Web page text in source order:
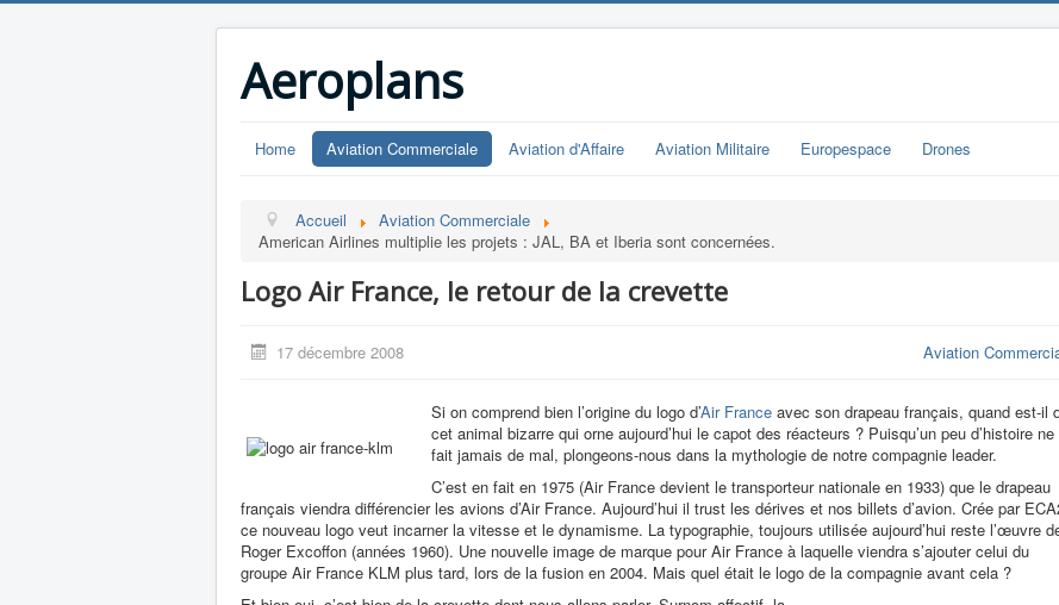
Aeroplans
Home Aviation Commerciale Aviation d'Affaire Aviation Militaire Europespace Drones
Accueil
Aviation Commerciale
American Airlines multiplie les projets : JAL, BA et Iberia sont concernées.
Logo Air France, le retour de la crevette
17 décembre 2008 Aviation
Si on comprend bien l’origine du logo d’Air France avec son drapeau français, quand est-il
cet animal bizarre qui orne aujourd’hui le capot des réacteurs ? Puisqu’un peu d’histoire ne
fait jamais de mal, plongeons-nous dans la mythologie de notre compagnie leader.
C’est en fait en 1975 (Air France devient le transporteur nationale en 1933) que le drapeau
français viendra différencier les avions d’Air France. Aujourd’hui il trust les dérives et nos billets d’avion. Crée par
ce nouveau logo veut incarner la vitesse et le dynamisme. La typographie, toujours utilisée aujourd’hui reste l’œuvre
Roger Excoffon (années 1960). Une nouvelle image de marque pour Air France à laquelle viendra s’ajouter celui du
groupe Air France KLM plus tard, lors de la fusion en 2004. Mais quel était le logo de la compagnie avant cela ?